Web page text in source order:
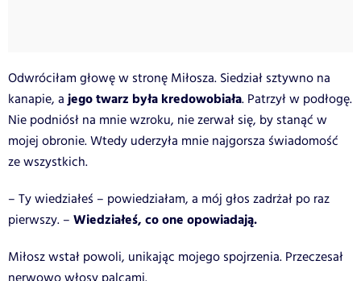
Odwróciłam głowę w stronę Miłosza. Siedział sztywno na
kanapie, ajego twarz była kredowobiała. Patrzył w podłogę.
Nie podniósł na mnie wzroku, nie zerwał się, by stanąć w
mojej obronie. Wtedy uderzyła mnie najgorsza świadomość
ze wszystkich.
– Ty wiedziałeś – powiedziałam, a mój głos zadrżał po raz
pierwszy. – Wiedziałeś, co one opowiadają.
Miłosz wstał powoli, unikając mojego spojrzenia. Przeczesał